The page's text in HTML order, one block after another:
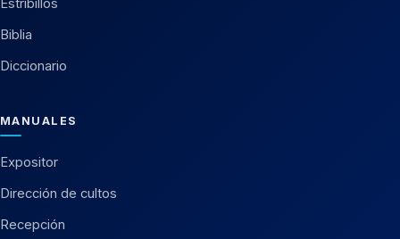
Estribillos
Biblia
Diccionario
MANUALES
Expositor
Dirección de cultos
Recepción